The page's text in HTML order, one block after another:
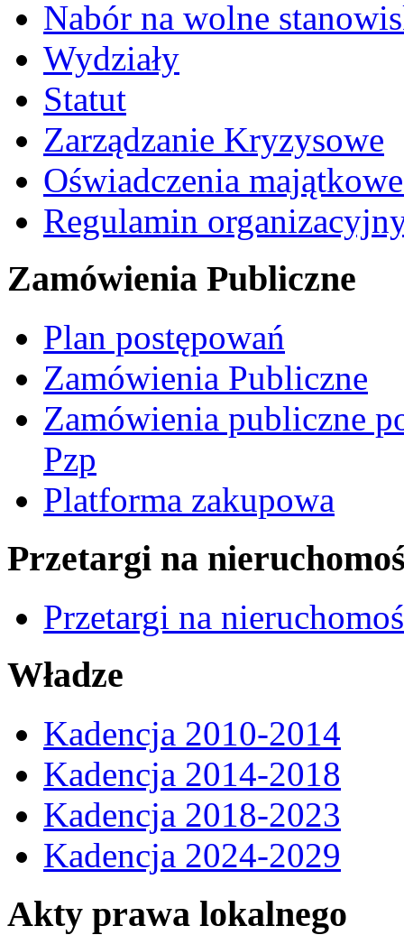
Nabór na wolne
Wydziały
Statut
Zarządzanie Kryzysowe
Oświadczenia
Regulamin
Zamówienia Publiczne
Plan postępowań
Zamówienia Publiczne
Zamówienia publiczne
Pzp
Platforma zakupowa
Przetargi na
Przetargi na
Władze
Kadencja 2010-2014
Kadencja 2014-2018
Kadencja 2018-2023
Kadencja 2024-2029
Akty prawa lokalnego